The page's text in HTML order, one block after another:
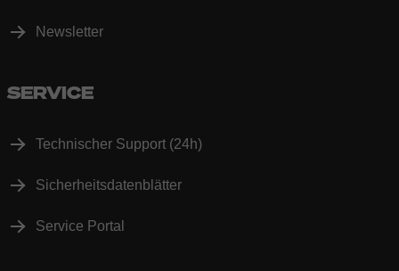
Newsletter
SERVICE
Technischer Support (24h)
Sicherheitsdatenblätter
Service Portal